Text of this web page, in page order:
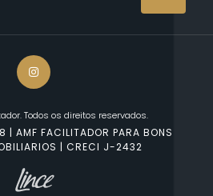
Todos os direitos reservados.
FACILITADOR PARA BONS
| CRECI J-2432